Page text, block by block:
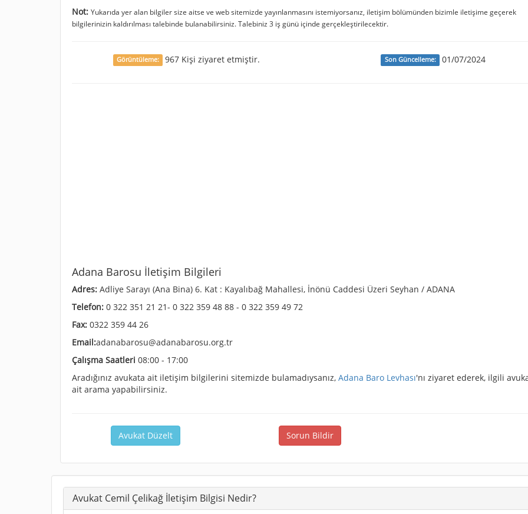
Not: Yukarıda yer alan bilgiler size aitse ve web sitemizde yayınlanmasını istemiyorsanız, iletişim bölümünden bizimle iletişime geçerek
bilgilerinizin kaldırılması talebinde bulanabilirsiniz. Talebiniz 3 iş günü içinde gerçekleştirilecektir.
Görüntüleme: 967 Kişi ziyaret etmiştir. Son Güncelleme: 01/07/2024
Adana Barosu İletişim Bilgileri
Adres: Adliye Sarayı (Ana Bina) 6. Kat : Kayalıbağ Mahallesi, İnönü Caddesi Üzeri Seyhan / ADANA
Telefon: 0 322 351 21 21- 0 322 359 48 88 - 0 322 359 49 72
Fax: 0322 359 44 26
Email:adanabarosu@adanabarosu.org.tr
Çalışma Saatleri 08:00 - 17:00
Aradığınız avukata ait iletişim bilgilerini sitemizde bulamadıysanız, Adana Baro Levhası'nı ziyaret ederek, ilgili
ait arama yapabilirsiniz.
Avukat Düzelt Sorun Bildir
Avukat Cemil Çelikağ İletişim Bilgisi Nedir?